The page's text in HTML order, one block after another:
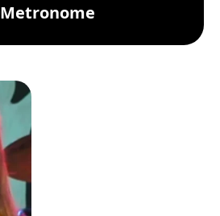
Metronome